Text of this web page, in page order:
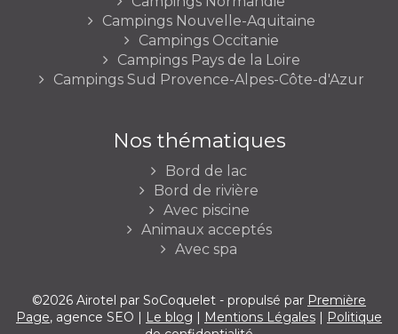
Campings Nouvelle-Aquitaine
Campings Occitanie
Campings Pays de la Loire
Campings Sud Provence-Alpes-Côte-d'Azur
Nos thématiques
Bord de lac
Bord de rivière
Avec piscine
Animaux acceptés
Avec spa
©2026 Airotel par SoCoquelet - propulsé par Première
Page, agence SEO | Le blog Mentions Légales
Politique